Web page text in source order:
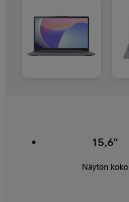
15,6"
Näytön koko